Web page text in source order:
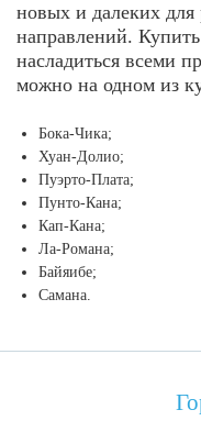
новых и далеких для
направлений.
насладиться всеми
можно на одном из
Бока-Чика;
Хуан-Долио;
Пуэрто-Плата;
Пунто-Кана;
Кап-Кана;
Ла-Романа;
Байяибе;
Самана.